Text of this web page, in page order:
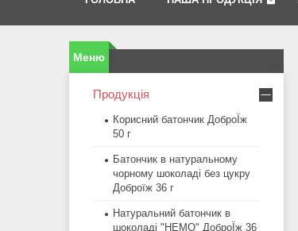
Продукція
Корисний батончик ДоброЇж
50 г
Батончик в натуральному
чорному шоколаді без цукру
Доброїж 36 г
Натуральний батончик в
шоколаді "HEMO" ДоброЇж 36